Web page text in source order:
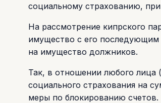
социальному страхованию,
На рассмотрение кипрского
имущество с его
на имущество должников.
Так, в отношении любого лица
социального страхования на
меры по блокированию